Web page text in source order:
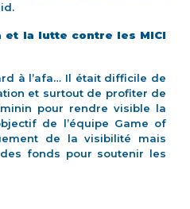
et la lutte contre les MICI
à l’afa… Il était difficile de
et surtout de profiter de
pour rendre visible la
de l’équipe Game of
de la visibilité mais
fonds pour soutenir les